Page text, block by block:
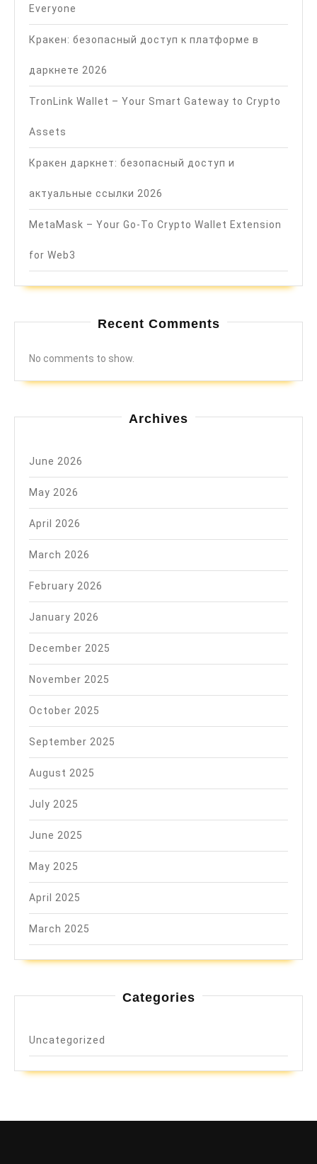
Everyone
Кракен: безопасный доступ к платформе в
даркнете 2026
TronLink Wallet – Your Smart Gateway to Crypto
Assets
Кракен даркнет: безопасный доступ и
актуальные ссылки 2026
MetaMask – Your Go-To Crypto Wallet Extension
for Web3
Recent Comments
No comments to show.
Archives
June 2026
May 2026
April 2026
March 2026
February 2026
January 2026
December 2025
November 2025
October 2025
September 2025
August 2025
July 2025
June 2025
May 2025
April 2025
March 2025
Categories
Uncategorized